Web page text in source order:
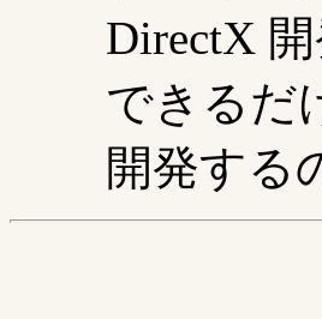
DirectX
できるだ
開発する